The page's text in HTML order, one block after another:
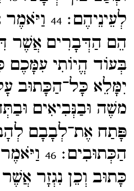
לְעֵינֵיהֶם׃44
הֵם הַדְּבָרִים אֲשֶׁר
בְּעוֹד הֱיוֹתִי עִמָּכֶם
יִמָּלֵא כָּל־​הַכָּתוּב
משֶׁה וּבַנְּבִיאִים
פָּתַח אֶת־​לְבָבָם
הַכְּתוּבִים׃46
כָּתוּב וְכֵן נִגְזָר